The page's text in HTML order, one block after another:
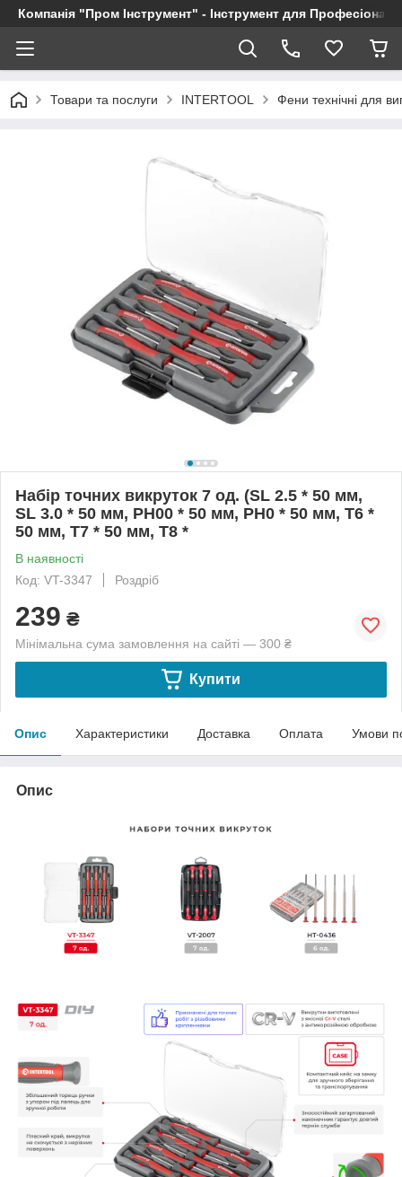
Компанія "Пром Інструмент" - Інструмент для
Товари та послуги INTERTOOL Фени технічні для
Набір точних викруток 7 од. (SL 2.5 * 50 мм,
SL 3.0 * 50 мм, PH00 * 50 мм, PH0 * 50 мм, T6 *
50 мм, T7 * 50 мм, T8 *
В наявності
Код: VT-3347
Роздріб
239 ₴
Мінімальна сума замовлення на сайті — 300 ₴
Купити
Опис Характеристики Доставка Оплата Умови
Опис